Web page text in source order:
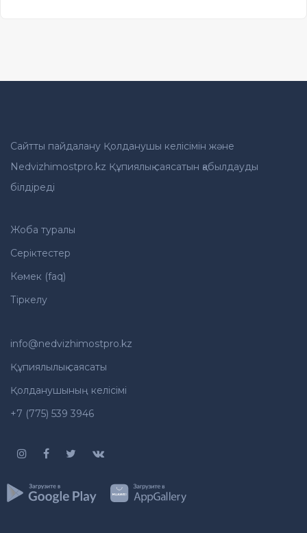
Сайтты пайдалану Қолданушы келісімін және
Nedvizhimostpro.kz Құпиялық саясатын қабылдауды
білдіреді
Жоба туралы
Серіктестер
Көмек (faq)
Тіркелу
info@nedvizhimostpro.kz
Құпиялылық саясаты
Қолданушының келісімі
+7 (775) 539 3946